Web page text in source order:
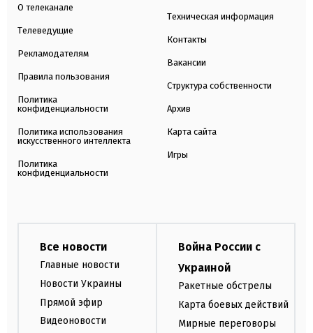
О телеканале
Телеведущие
Рекламодателям
Правила пользования
Политика
конфиденциальности
Политика использования
искусственного интеллекта
Политика
конфиденциальности
Техническая информация
Контакты
Вакансии
Структура собственности
Архив
Карта сайта
Игры
Все новости
Главные новости
Новости Украины
Прямой эфир
Видеоновости
Война России с
Украиной
Ракетные обстрелы
Карта боевых действий
Мирные переговоры